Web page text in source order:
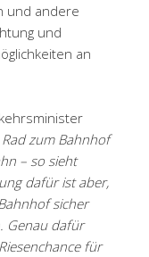
und andere
und
an
zum Bahnhof
– so sieht
dafür ist aber,
sicher
Genau dafür
für